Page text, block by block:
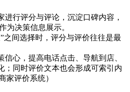
进行评分与评论，沉淀口碑内容，
为决策信息展示。
”之间选择时，评分与评价往往是最
信心，提高电话点击、导航到店、
；同时评价文本也会形成可索引内
家评价系统）